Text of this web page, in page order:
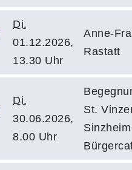
Di.
01.12.2026,
13.30 Uhr
Anne-
Rastatt
Di.
30.06.2026,
8.00 Uhr
St.
Sinzheim